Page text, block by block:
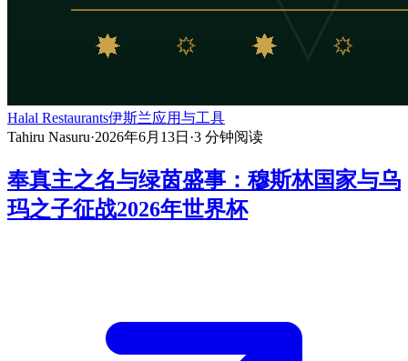
Halal Restaurants伊斯兰应用与工具
Tahiru Nasuru·2026年6月13日 ·3 分钟阅读
奉真主之名与绿茵盛事：穆斯林国家与乌
玛之子征战2026年世界杯